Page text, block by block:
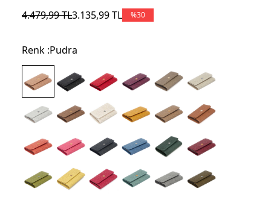
4.479,99TL3.135,99TL %30
Renk :Pudra